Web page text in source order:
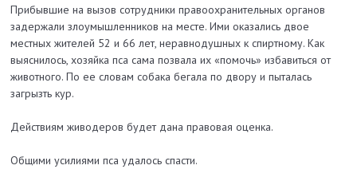
Прибывшие на вызов сотрудники правоохранительных органов
задержали злоумышленников на месте. Ими оказались двое
местных жителей 52 и 66 лет, неравнодушных к спиртному. Как
выяснилось, хозяйка пса сама позвала их «помочь» избавиться от
животного. По ее словам собака бегала по двору и пыталась
загрызть кур.
Действиям живодеров будет дана правовая оценка.
Общими усилиями пса удалось спасти.